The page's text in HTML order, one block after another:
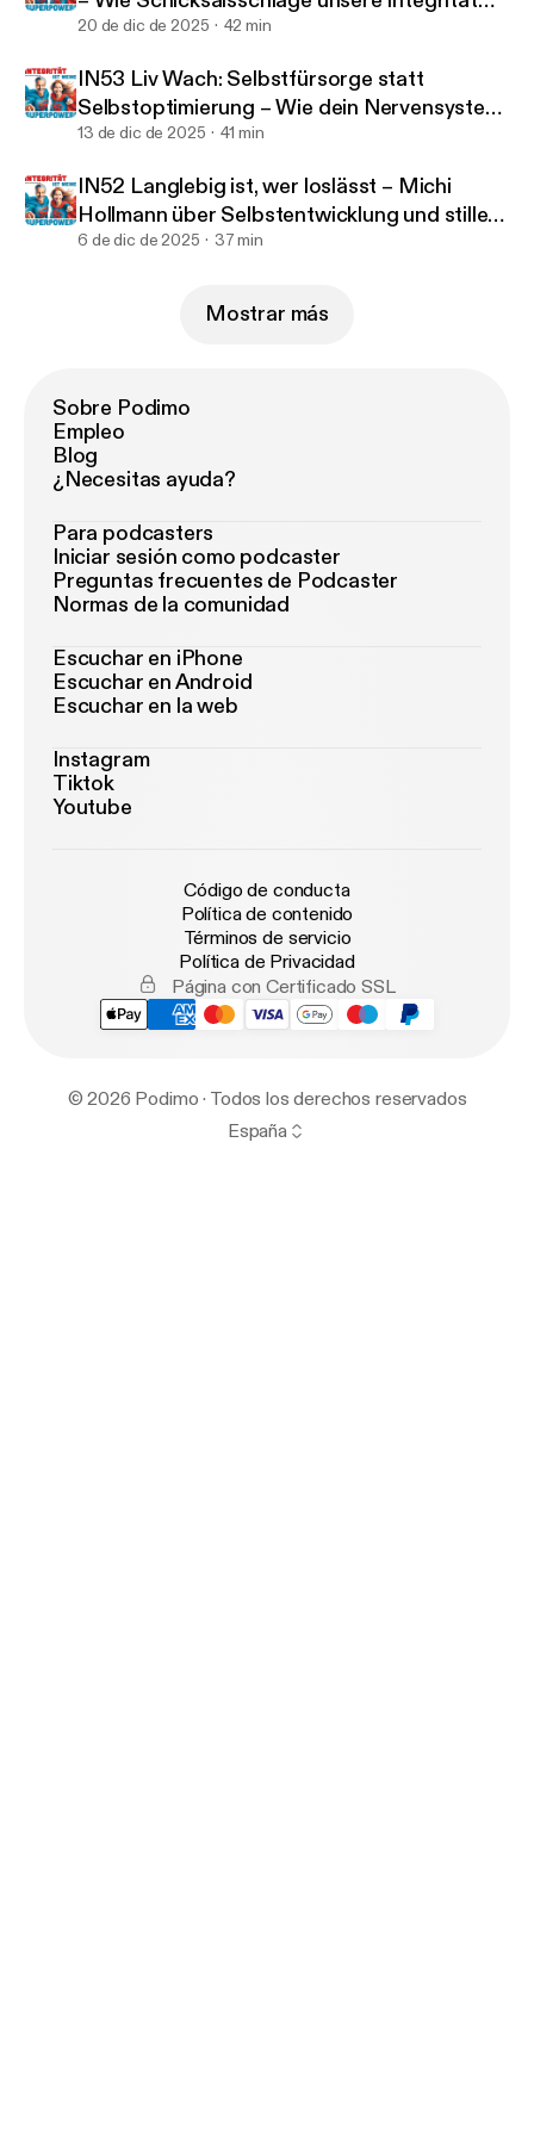
formen
20 de dic de 2025 42 min
IN53 Liv Wach: Selbstfürsorge statt
Selbstoptimierung – Wie dein Nervensystem
dich wirklich trägt
13 de dic de 2025 41 min
IN52 Langlebig ist, wer loslässt – Michi
Hollmann über Selbstentwicklung und stille
Stärke
6 de dic de 2025 37 min
Mostrar más
Sobre Podimo
Empleo
Blog
¿Necesitas ayuda?
Para podcasters
Iniciar sesión como podcaster
Preguntas frecuentes de Podcaster
Normas de la comunidad
Escuchar en iPhone
Escuchar en Android
Escuchar en la web
Instagram
Tiktok
Youtube
Código de conducta
Política de contenido
Términos de servicio
Política de Privacidad
Página con Certificado SSL
© 2026 Podimo · Todos los derechos reservados
España